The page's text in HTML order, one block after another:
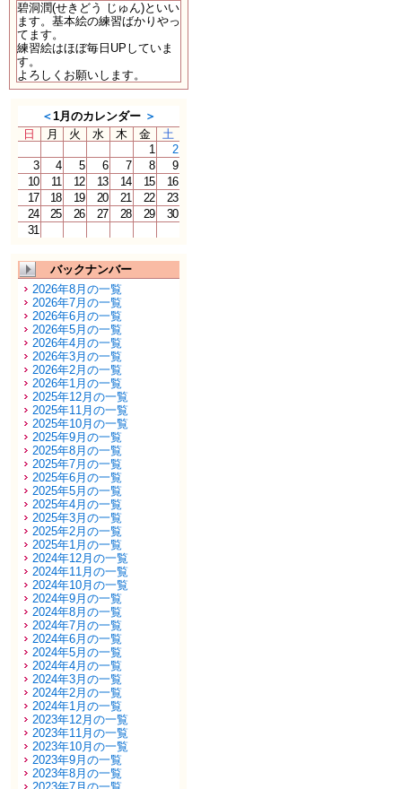
碧洞潤(せきどう じゅん)といい
ます。基本絵の練習ばかりやっ
てます。
練習絵はほぼ毎日UPしていま
す。
よろしくお願いします。
＜1月のカレンダー ＞
日
月 火 水 木 金
土
1
2
3
4 5 6 7 8
9
10
11 12 13 14 15
16
17
18 19 20 21 22
23
24
25 26 27 28 29
30
31
バックナンバー
2026年8月の一覧
2026年7月の一覧
2026年6月の一覧
2026年5月の一覧
2026年4月の一覧
2026年3月の一覧
2026年2月の一覧
2026年1月の一覧
2025年12月の一覧
2025年11月の一覧
2025年10月の一覧
2025年9月の一覧
2025年8月の一覧
2025年7月の一覧
2025年6月の一覧
2025年5月の一覧
2025年4月の一覧
2025年3月の一覧
2025年2月の一覧
2025年1月の一覧
2024年12月の一覧
2024年11月の一覧
2024年10月の一覧
2024年9月の一覧
2024年8月の一覧
2024年7月の一覧
2024年6月の一覧
2024年5月の一覧
2024年4月の一覧
2024年3月の一覧
2024年2月の一覧
2024年1月の一覧
2023年12月の一覧
2023年11月の一覧
2023年10月の一覧
2023年9月の一覧
2023年8月の一覧